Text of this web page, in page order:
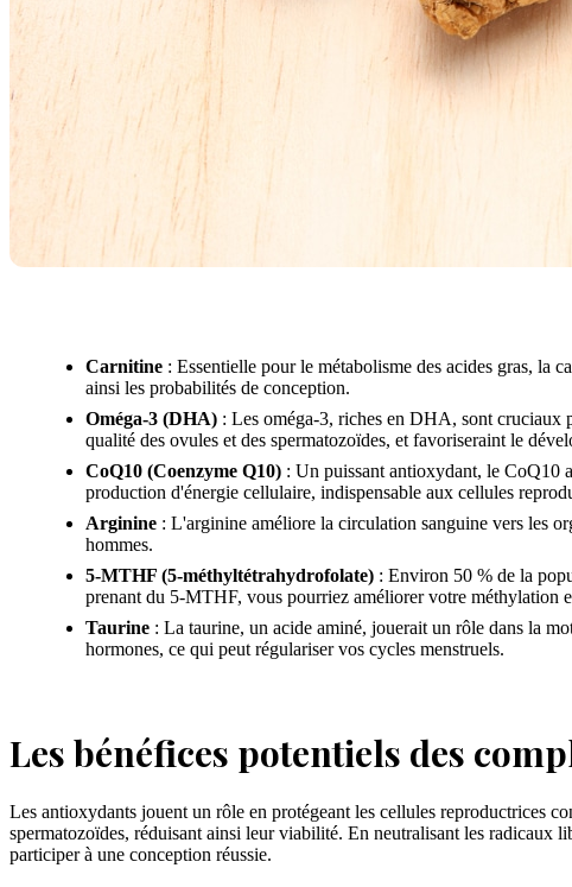
Carnitine : Essentielle pour le métabolisme des acides gras, la
ainsi les probabilités de conception.
Oméga-3 (DHA) : Les oméga-3, riches en DHA, sont cruciaux
qualité des ovules et des spermatozoïdes, et favoriseraint le
CoQ10 (Coenzyme Q10) : Un puissant antioxydant, le CoQ10
production d'énergie cellulaire, indispensable aux cellules
Arginine : L'arginine améliore la circulation sanguine vers les
hommes.
5-MTHF (5-méthyltétrahydrofolate) : Environ 50 % de la
prenant du 5-MTHF, vous pourriez améliorer votre méthylation
Taurine : La taurine, un acide aminé, jouerait un rôle dans la
hormones, ce qui peut régulariser vos cycles menstruels.
Les bénéfices potentiels des
Les antioxydants jouent un rôle en protégeant les cellules reproductrices
spermatozoïdes, réduisant ainsi leur viabilité. En neutralisant les radicaux
participer à une conception réussie.